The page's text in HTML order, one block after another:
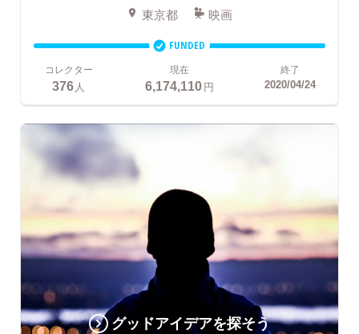
東京都 映画
FUNDED
コレクター
376 人
現在
6,174,110円
終了
2020/04/24
グッドアイデアを探そう